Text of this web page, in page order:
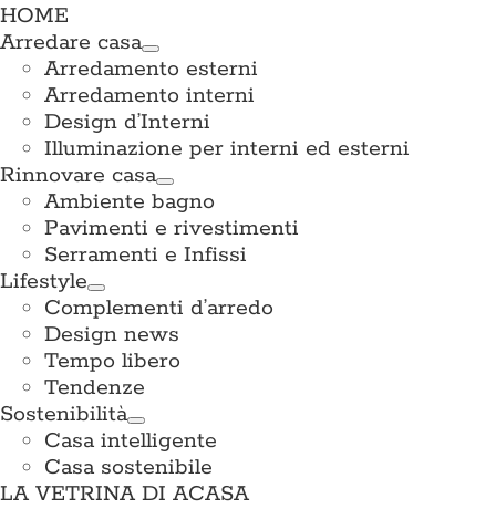
HOME
Arredare casa
Arredamento esterni
Arredamento interni
Design d’Interni
Illuminazione per interni ed esterni
Rinnovare casa
Ambiente bagno
Pavimenti e rivestimenti
Serramenti e Infissi
Lifestyle
Complementi d’arredo
Design news
Tempo libero
Tendenze
Sostenibilità
Casa intelligente
Casa sostenibile
LA VETRINA DI ACASA